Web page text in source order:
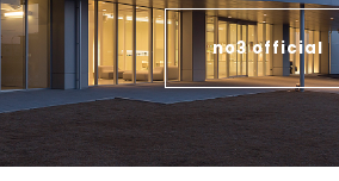
no3 official